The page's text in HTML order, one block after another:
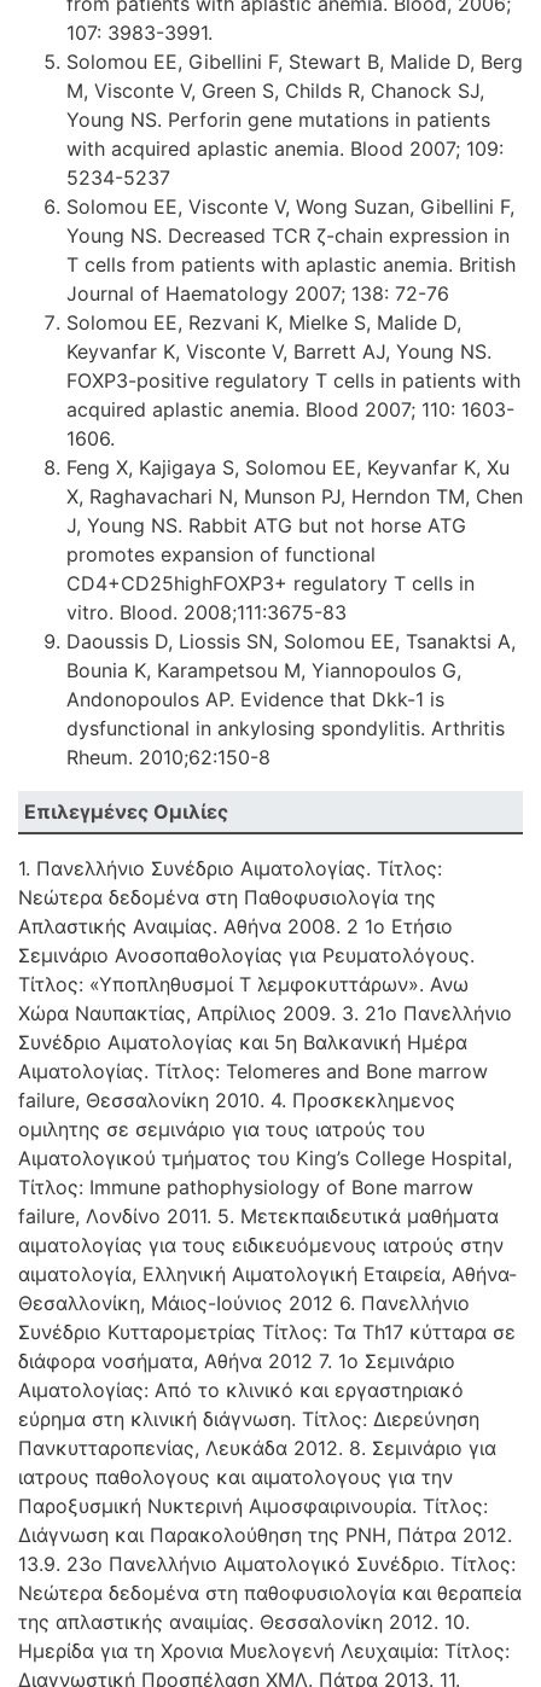
107: 3983-3991.
Solomou EE, Gibellini F, Stewart B, Malide D, Berg
M, Visconte V, Green S, Childs R, Chanock SJ,
Young NS. Perforin gene mutations in patients
with acquired aplastic anemia. Blood 2007; 109:
5234-5237
Solomou EE, Visconte V, Wong Suzan, Gibellini F,
Young NS. Decreased TCR ζ-chain expression in
T cells from patients with aplastic anemia. British
Journal of Haematology 2007; 138: 72-76
Solomou EE, Rezvani K, Mielke S, Malide D,
Keyvanfar K, Visconte V, Barrett AJ, Young NS.
FOXP3-positive regulatory T cells in patients with
acquired aplastic anemia. Blood 2007; 110: 1603-
1606.
Feng X, Kajigaya S, Solomou EE, Keyvanfar K, Xu
X, Raghavachari N, Munson PJ, Herndon TM, Chen
J, Young NS. Rabbit ATG but not horse ATG
promotes expansion of functional
CD4+CD25highFOXP3+ regulatory T cells in
vitro. Blood. 2008;111:3675-83
Daoussis D, Liossis SN, Solomou EE, Tsanaktsi A,
Bounia K, Karampetsou M, Yiannopoulos G,
Andonopoulos AP. Evidence that Dkk-1 is
dysfunctional in ankylosing spondylitis. Arthritis
Rheum. 2010;62:150-8
Επιλεγμένες Ομιλίες
1. Πανελλήνιο Συνέδριο Αιματολογίας. Τίτλος:
Νεώτερα δεδομένα στη Παθοφυσιολογία της
Απλαστικής Αναιμίας. Αθήνα 2008. 2 1o Ετήσιο
Σεμινάριο Ανοσοπαθολογίας για Ρευματολόγους.
Τίτλος: «Υποπληθυσμοί Τ λεμφοκυττάρων». Ανω
Χώρα Ναυπακτίας, Απρίλιος 2009. 3. 21ο Πανελλήνιο
Συνέδριο Αιματολογίας και 5η Βαλκανική Ημέρα
Αιματολογίας. Τίτλος: Telomeres and Bone marrow
failure, Θεσσαλονίκη 2010. 4. Προσκεκλημενος
ομιλητης σε σεμινάριο για τους ιατρούς του
Αιματολογικού τμήματος του King’s College Hospital,
Τίτλος: Immune pathophysiology of Bone marrow
failure, Λονδίνο 2011. 5. Μετεκπαιδευτικά μαθήματα
αιματολογίας για τους ειδικευόμενους ιατρούς στην
αιματολογία, Ελληνική Αιματολογική Εταιρεία, Αθήνα-
Θεσαλλονίκη, Μάιος-Ιούνιος 2012 6. Πανελλήνιο
Συνέδριο Κυτταρομετρίας Τίτλος: Τα Th17 κύτταρα σε
διάφορα νοσήματα, Αθήνα 2012 7. 1ο Σεμινάριο
Αιματολογίας: Από το κλινικό και εργαστηριακό
εύρημα στη κλινική διάγνωση. Τίτλος: Διερεύνηση
Πανκυτταροπενίας, Λευκάδα 2012. 8. Σεμινάριο για
ιατρους παθολογους και αιματολογους για την
Παροξυσμική Νυκτερινή Αιμοσφαιρινουρία. Τίτλος:
Διάγνωση και Παρακολούθηση της PNH, Πάτρα 2012.
13.9. 23ο Πανελλήνιο Αιματολογικό Συνέδριο. Τίτλος:
Νεώτερα δεδομένα στη παθοφυσιολογία και θεραπεία
της απλαστικής αναιμίας. Θεσσαλονίκη 2012. 10.
Ημερίδα για τη Χρονια Μυελογενή Λευχαιμία: Τίτλος:
Διαγνωστική Προσπέλαση ΧΜΛ. Πάτρα 2013. 11.